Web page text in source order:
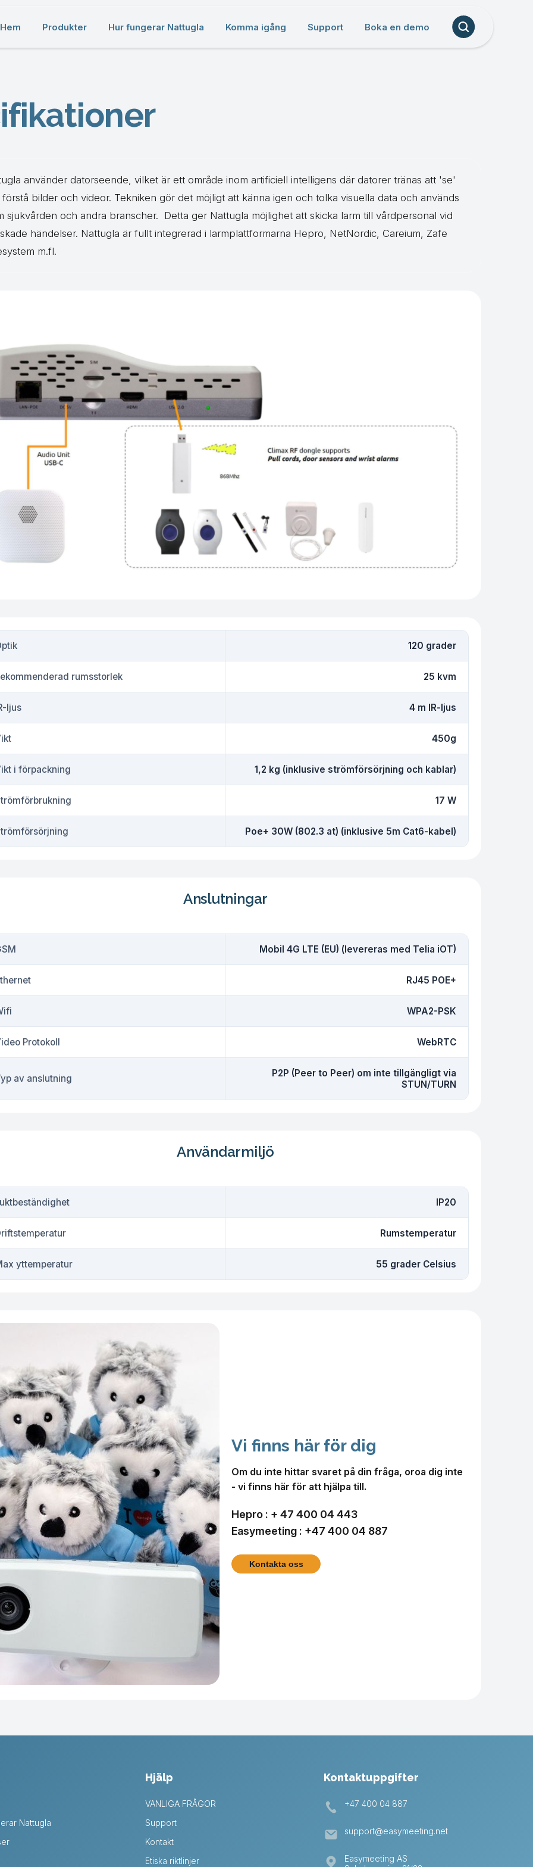
Hem Produkter Hur fungerar Nattugla Komma igång Support Boka en demo
använder datorseende, vilket är ett område inom artificiell intelligens där datorer tränas att 'se'
bilder och videor. Tekniken gör det möjligt att känna igen och tolka visuella data och används
sjukvården och andra branscher. ‍ Detta ger Nattugla möjlighet att skicka larm till vårdpersonal vid
händelser. Nattugla är fullt integrerad i larmplattformarna Hepro, NetNordic, Careium, Zafe
m.fl.
120 grader
rumsstorlek 25 kvm
ljus 4 m IR-ljus
450g
i förpackning 1,2 kg (inklusive strömförsörjning och kablar)
17 W
Poe+ 30W (802.3 at) (inklusive 5m Cat6-kabel)
Anslutningar
Mobil 4G LTE (EU) (levereras med Telia iOT)
RJ45 POE+
WPA2-PSK
Protokoll WebRTC
av anslutning
P2P (Peer to Peer) om inte tillgängligt via
STUN/TURN
Användarmiljö
IP20
Rumstemperatur
yttemperatur 55 grader Celsius
Vi finns här för dig
Om du inte hittar svaret på din fråga, oroa dig inte
- vi finns här för att hjälpa till.
Hepro : + 47 400 04 443
Easymeeting : +47 400 04 887
Kontakta oss
Nattugla
Hjälp
VANLIGA FRÅGOR
Support
Kontakt
Etiska riktlinjer
Kontaktuppgifter
+47 400 04 887
support@easymeeting.net
Easymeeting AS